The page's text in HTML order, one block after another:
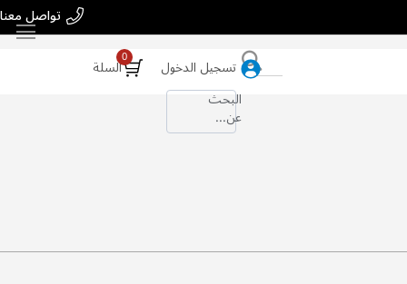
تواصل معنا
السلة
تسجيل الدخول
البحث
عن...